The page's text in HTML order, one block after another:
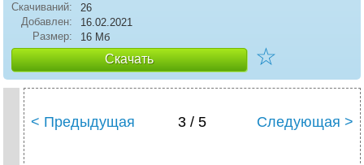
Скачиваний:
26
Добавлен:
16.02.2021
Размер:
16 Мб
Скачать ☆
< Предыдущая 3 / 5 Следующая >